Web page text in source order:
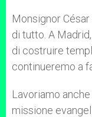
Monsignor
di tutto. A
di costruire
continueremo a
Lavoriamo
missione